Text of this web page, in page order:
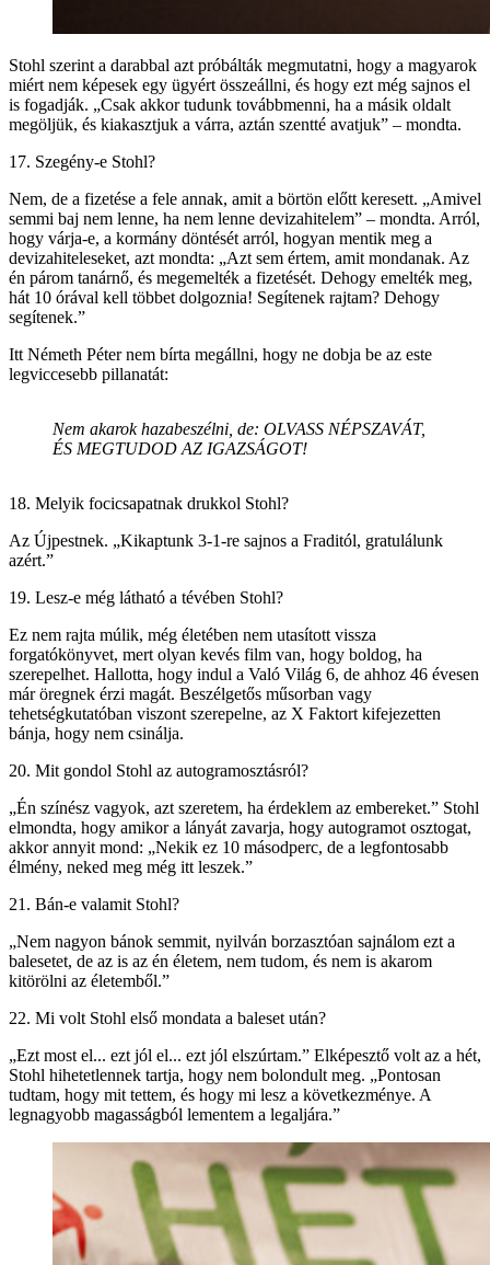
Stohl szerint a darabbal azt próbálták megmutatni, hogy a magyarok
miért nem képesek egy ügyért összeállni, és hogy ezt még sajnos el
is fogadják. „Csak akkor tudunk továbbmenni, ha a másik oldalt
megöljük, és kiakasztjuk a várra, aztán szentté avatjuk” – mondta.
17. Szegény-e Stohl?
Nem, de a fizetése a fele annak, amit a börtön előtt keresett. „Amivel
semmi baj nem lenne, ha nem lenne devizahitelem” – mondta. Arról,
hogy várja-e, a kormány döntését arról, hogyan mentik meg a
devizahiteleseket, azt mondta: „Azt sem értem, amit mondanak. Az
én párom tanárnő, és megemelték a fizetését. Dehogy emelték meg,
hát 10 órával kell többet dolgoznia! Segítenek rajtam? Dehogy
segítenek.”
Itt Németh Péter nem bírta megállni, hogy ne dobja be az este
legviccesebb pillanatát:
Nem akarok hazabeszélni, de: OLVASS NÉPSZAVÁT,
ÉS MEGTUDOD AZ IGAZSÁGOT!
18. Melyik focicsapatnak drukkol Stohl?
Az Újpestnek. „Kikaptunk 3-1-re sajnos a Fraditól, gratulálunk
azért.”
19. Lesz-e még látható a tévében Stohl?
Ez nem rajta múlik, még életében nem utasított vissza
forgatókönyvet, mert olyan kevés film van, hogy boldog, ha
szerepelhet. Hallotta, hogy indul a Való Világ 6, de ahhoz 46 évesen
már öregnek érzi magát. Beszélgetős műsorban vagy
tehetségkutatóban viszont szerepelne, az X Faktort kifejezetten
bánja, hogy nem csinálja.
20. Mit gondol Stohl az autogramosztásról?
„Én színész vagyok, azt szeretem, ha érdeklem az embereket.” Stohl
elmondta, hogy amikor a lányát zavarja, hogy autogramot osztogat,
akkor annyit mond: „Nekik ez 10 másodperc, de a legfontosabb
élmény, neked meg még itt leszek.”
21. Bán-e valamit Stohl?
„Nem nagyon bánok semmit, nyilván borzasztóan sajnálom ezt a
balesetet, de az is az én életem, nem tudom, és nem is akarom
kitörölni az életemből.”
22. Mi volt Stohl első mondata a baleset után?
„Ezt most el... ezt jól el... ezt jól elszúrtam.” Elképesztő volt az a hét,
Stohl hihetetlennek tartja, hogy nem bolondult meg. „Pontosan
tudtam, hogy mit tettem, és hogy mi lesz a következménye. A
legnagyobb magasságból lementem a legaljára.”